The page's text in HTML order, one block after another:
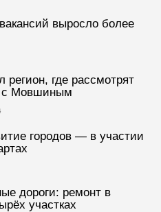
выросло более
где рассмотрят
с Мовшиным
городов — в участии
дороги: ремонт в
участках